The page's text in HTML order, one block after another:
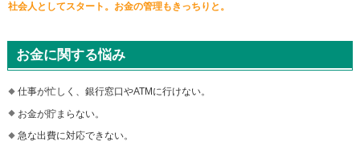
す
の
ク
社会人としてスタート。お金の管理もきっちりと。
お金に関する悩み
仕事が忙しく、銀行窓口やATMに行けない。
お金が貯まらない。
急な出費に対応できない。